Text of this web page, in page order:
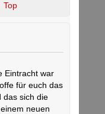
Top
Eintracht war
für euch das
das sich die
neuen